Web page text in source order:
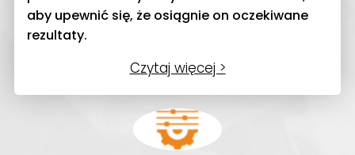
aby upewnić się, że osiągnie on oczekiwane
rezultaty.
Czytaj więcej >